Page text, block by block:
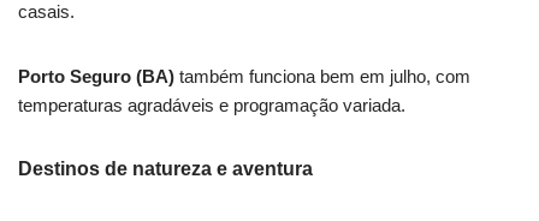
casais.
Porto Seguro (BA) também funciona bem em julho, com
temperaturas agradáveis e programação variada.
Destinos de natureza e aventura